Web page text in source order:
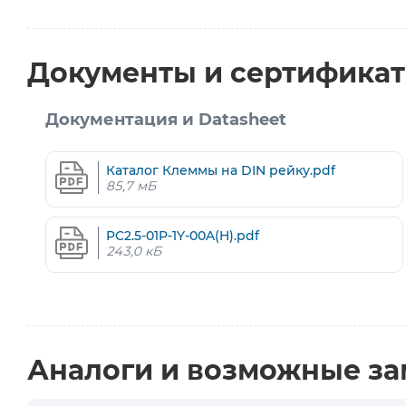
Документы и
Документация и Datasheet
Каталог Клеммы на DIN рейку.pdf
85,7 мБ
PC2.5-01P-1Y-00A(H).pdf
243,0 кБ
Аналоги и возможные